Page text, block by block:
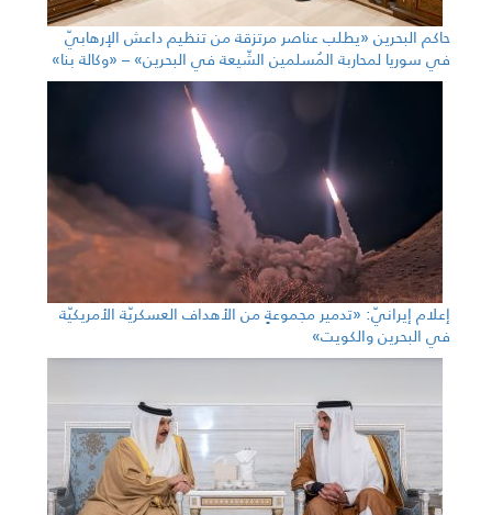
حاكم البحرين «يطلب عناصر مرتزقة من تنظيم داعش الإرهابيّ
في سوريا لمحاربة المُسلمين الشّيعة في البحرين» – «وكالة بنا»
إعلام إيرانيّ: «تدمير مجموعةٍ من الأهداف العسكريّة الأمريكيّة
في البحرين والكويت»